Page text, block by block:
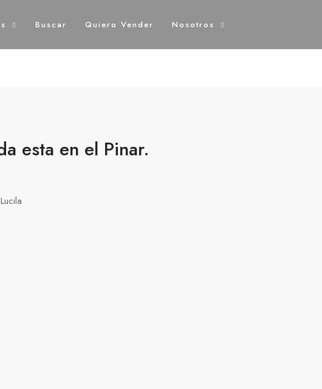
Buscar Quiero Vender Nosotros
esta en el Pinar.